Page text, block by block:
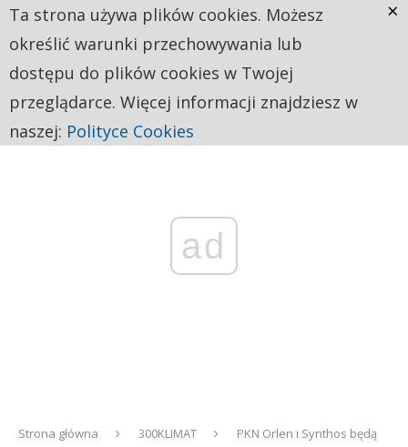
ad
Strona główna 300KLIMAT
PKN Orlen i Synthos będą
Ta strona używa plików cookies. Możesz
określić warunki przechowywania lub
dostępu do plików cookies w Twojej
przeglądarce. Więcej informacji znajdziesz w
naszej: Polityce Cookies
×